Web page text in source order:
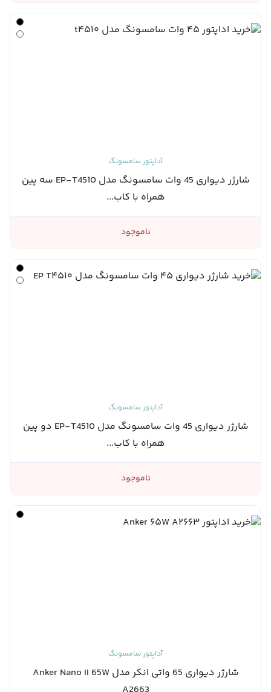
آداپتور سامسونگ
شارژر دیواری 45 وات سامسونگ مدل EP-T4510 سه پین
همراه با کاب...
ناموجود
آداپتور سامسونگ
شارژر دیواری 45 وات سامسونگ مدل EP-T4510 دو پین
همراه با کاب...
ناموجود
آداپتور سامسونگ
شارژر دیواری 65 واتی انکر مدل Anker Nano II 65W